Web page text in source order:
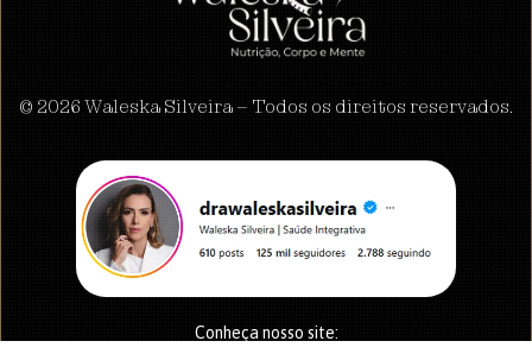
© 2026 Waleska Silveira – Todos os direitos reservados.
Conheça nosso site: